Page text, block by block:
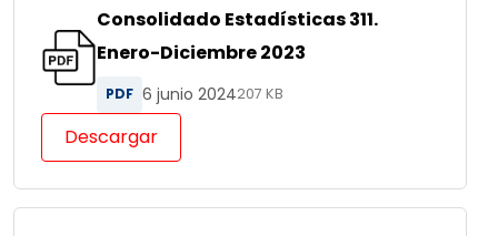
Consolidado Estadísticas 311.
Enero-Diciembre 2023
PDF 6 junio 2024207 KB
Descargar